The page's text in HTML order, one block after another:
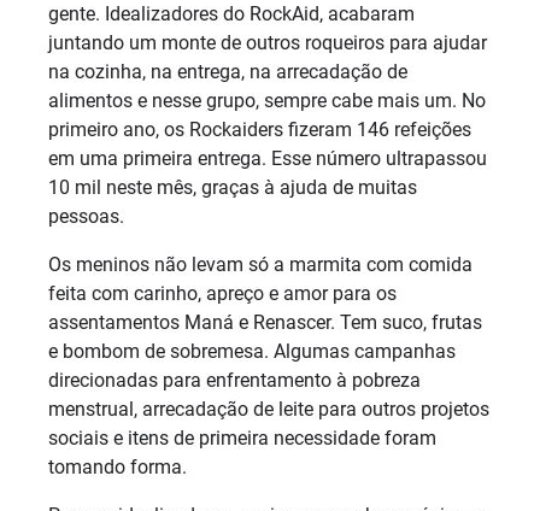
gente. Idealizadores do RockAid, acabaram
juntando um monte de outros roqueiros para ajudar
na cozinha, na entrega, na arrecadação de
alimentos e nesse grupo, sempre cabe mais um. No
primeiro ano, os Rockaiders fizeram 146 refeições
em uma primeira entrega. Esse número ultrapassou
10 mil neste mês, graças à ajuda de muitas
pessoas.
Os meninos não levam só a marmita com comida
feita com carinho, apreço e amor para os
assentamentos Maná e Renascer. Tem suco, frutas
e bombom de sobremesa. Algumas campanhas
direcionadas para enfrentamento à pobreza
menstrual, arrecadação de leite para outros projetos
sociais e itens de primeira necessidade foram
tomando forma.